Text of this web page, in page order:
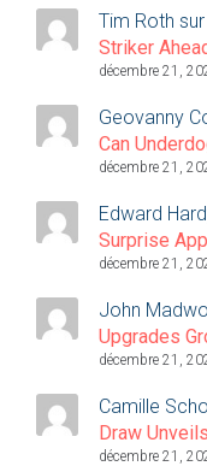
Tim Roth sur
Striker
décembre 21,
Geovanny
Can
décembre 21,
Edward
Surprise
décembre 21,
John
Upgrades
décembre 21,
Camille
Draw
décembre 21,